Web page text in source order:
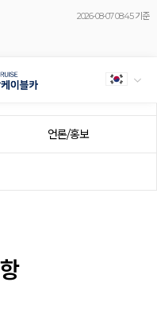
2026-08-07 08:45 기준
언론/홍보